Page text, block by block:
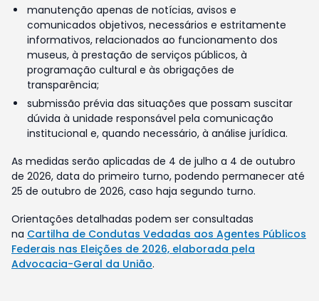
manutenção apenas de notícias, avisos e
comunicados objetivos, necessários e estritamente
informativos, relacionados ao funcionamento dos
museus, à prestação de serviços públicos, à
programação cultural e às obrigações de
transparência;
submissão prévia das situações que possam suscitar
dúvida à unidade responsável pela comunicação
institucional e, quando necessário, à análise jurídica.
As medidas serão aplicadas de 4 de julho a 4 de outubro
de 2026, data do primeiro turno, podendo permanecer até
25 de outubro de 2026, caso haja segundo turno.
Orientações detalhadas podem ser consultadas
na Cartilha de Condutas Vedadas aos Agentes Públicos
Federais nas Eleições de 2026, elaborada pela
Advocacia-Geral da União.